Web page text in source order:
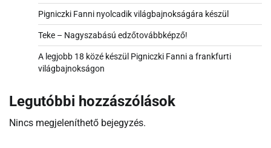
Pigniczki Fanni nyolcadik világbajnokságára készül
Teke – Nagyszabású edzőtovábbképző!
A legjobb 18 közé készül Pigniczki Fanni a frankfurti
világbajnokságon
Legutóbbi hozzászólások
Nincs megjeleníthető bejegyzés.